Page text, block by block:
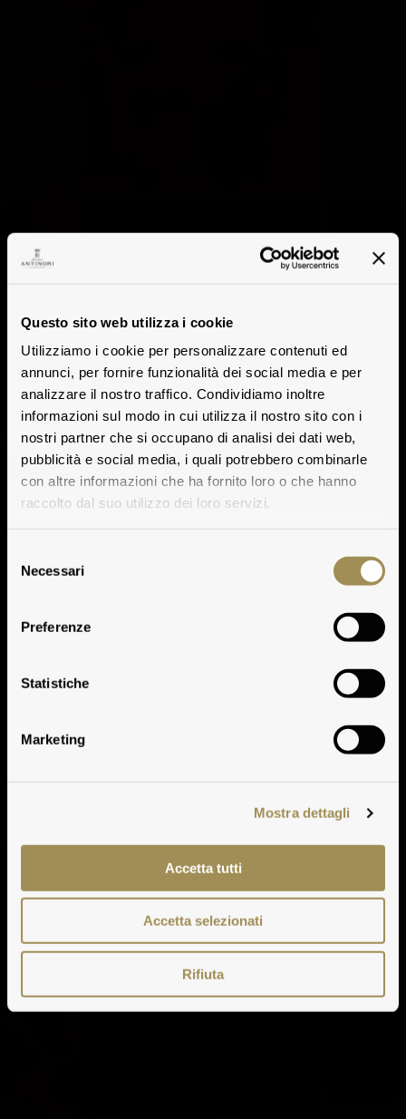
Questo sito web utilizza i cookie
Utilizziamo i cookie per personalizzare contenuti ed
annunci, per fornire funzionalità dei social media e per
analizzare il nostro traffico. Condividiamo inoltre
informazioni sul modo in cui utilizza il nostro sito con i
nostri partner che si occupano di analisi dei dati web,
pubblicità e social media, i quali potrebbero combinarle
con altre informazioni che ha fornito loro o che hanno
raccolto dal suo utilizzo dei loro servizi.
delNecessari
Preferenze
Statistiche
Marketing
Mostra dettagli
Accetta tutti
Accetta selezionati
Rifiuta
Note Degustative